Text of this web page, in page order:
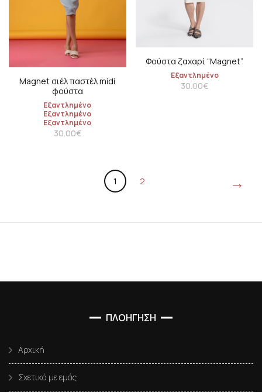
Μagnet σιέλ παστέλ midi
φούστα
Εξαντλημένο
Εξαντλημένο
Εξαντλημένο
30.00€
Φούστα ζαχαρί “Μagnet”
Εξαντλημένο
30.00€
1 2 →
ΠΛΟΗΓΗΣΗ
Αρχική
Σχετικά με εμάς